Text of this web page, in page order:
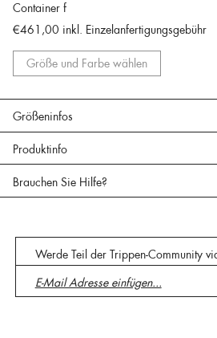
Container f
€461,00 inkl. Einzelanfertigungsgebühr
Größe und Farbe wählen
Größeninfos
Produktinfo
Brauchen Sie Hilfe?
Werde Teil der Trippen-Community